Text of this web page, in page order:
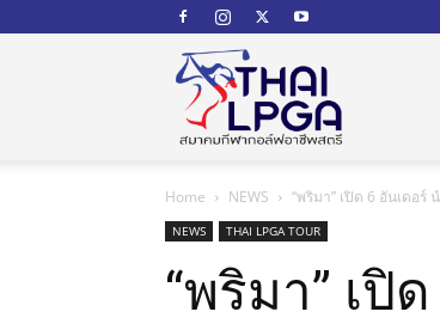
Home NEWS “พริมา” เปิด 6 อันเดอร์
NEWS THAI LPGA TOUR
“พริมา” เปิ